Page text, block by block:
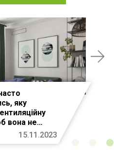
яку
вона не
15.11.2023